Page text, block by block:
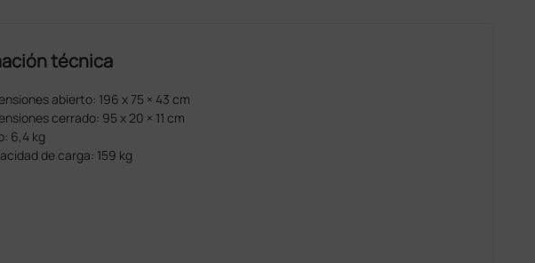
técnica
abierto: 196 x 75 × 43 cm
cerrado: 95 x 20 × 11 cm
6,4 kg
de carga: 159 kg